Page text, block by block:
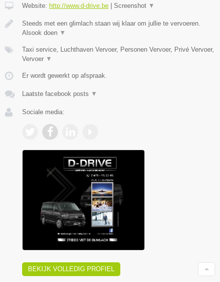
Website: http://www.d-drive.be | Screenshot ▼
Steeds met een glimlach staan wij klaar om jullie te vervoeren.
Alsook doen ▼
Taxi service, Luchthaven Vervoer, Personen Vervoer, Privé Vervoer,
Vervoer ▼
Er wordt gewerkt op afspraak.
Laatste facebook posts ▼
Sociale media:
BEKIJK VOLLEDIG PROFIEL